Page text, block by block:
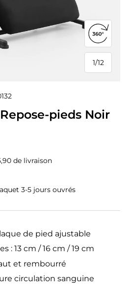
1/
de
12
Ouvrir la
pieds Noir
de livraison
3-5 jours ouvrés
de pied ajustable
: 13 cm / 16 cm / 19 cm
et rembourré
circulation sanguine